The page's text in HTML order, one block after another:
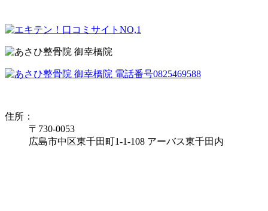
住所：
〒730-0053
広島市中区東千田町1-1-108 アーバス東千田内